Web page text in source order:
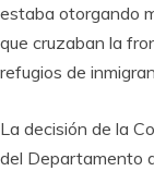
estaba otorgando
que cruzaban la
refugios de
La decisión de la
del Departamento